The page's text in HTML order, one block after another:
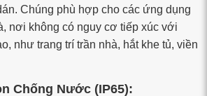
Chúng phù hợp cho các ứng dụng
nơi không có nguy cơ tiếp xúc với
như trang trí trần nhà, hắt khe tủ, viền
Chống Nước (IP65):